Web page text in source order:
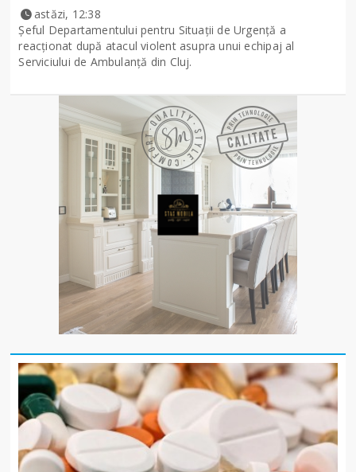
astăzi, 12:38
Șeful Departamentului pentru Situații de Urgență a
reacționat după atacul violent asupra unui echipaj al
Serviciului de Ambulanță din Cluj.